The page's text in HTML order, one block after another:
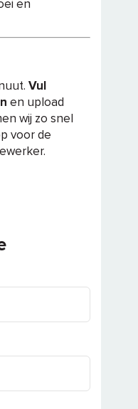
en
Vul
en upload
wij zo snel
voor de